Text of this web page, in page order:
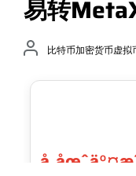
易转
比特币加密货币虚拟